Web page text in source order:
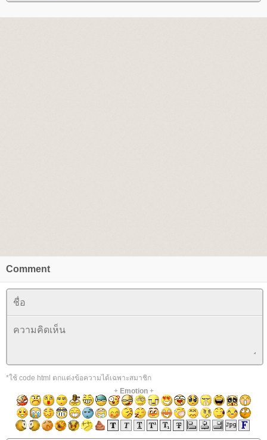
Comment
*ใช้ code html ตกแต่งข้อความได้เฉพาะสมาชิก
+ Emotion+